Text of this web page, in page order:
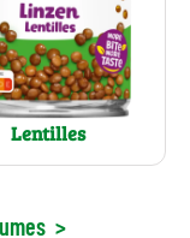
Lentilles
>